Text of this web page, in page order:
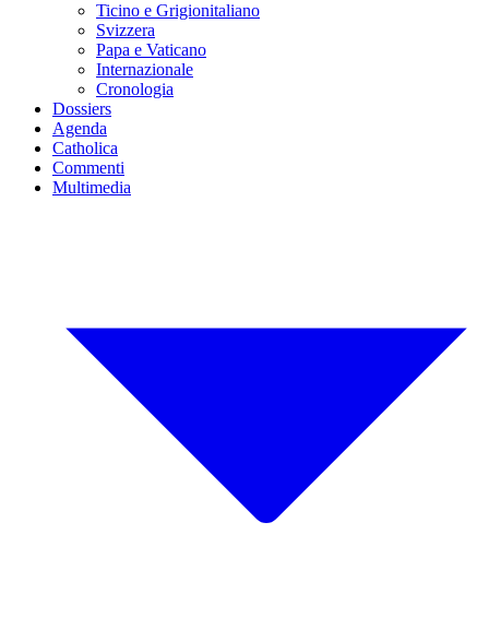
Ticino e Grigionitaliano
Svizzera
Papa e Vaticano
Internazionale
Cronologia
Dossiers
Agenda
Catholica
Commenti
Multimedia